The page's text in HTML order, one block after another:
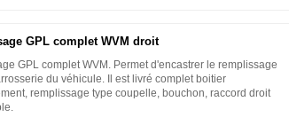
GPL complet WVM droit
GPL complet WVM. Permet d'encastrer le remplissage
du véhicule. Il est livré complet boitier
remplissage type coupelle, bouchon, raccord droit